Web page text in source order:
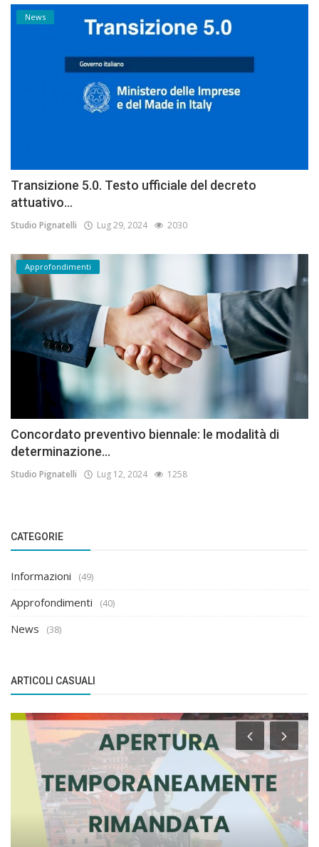
News
Transizione 5.0. Testo ufficiale del decreto
attuativo...
Studio Pignatelli Lug 29, 2024 2030
Approfondimenti
Concordato preventivo biennale: le modalità di
determinazione...
Studio Pignatelli Lug 12, 2024 1258
CATEGORIE
Informazioni (49)
Approfondimenti (40)
News (38)
ARTICOLI CASUALI